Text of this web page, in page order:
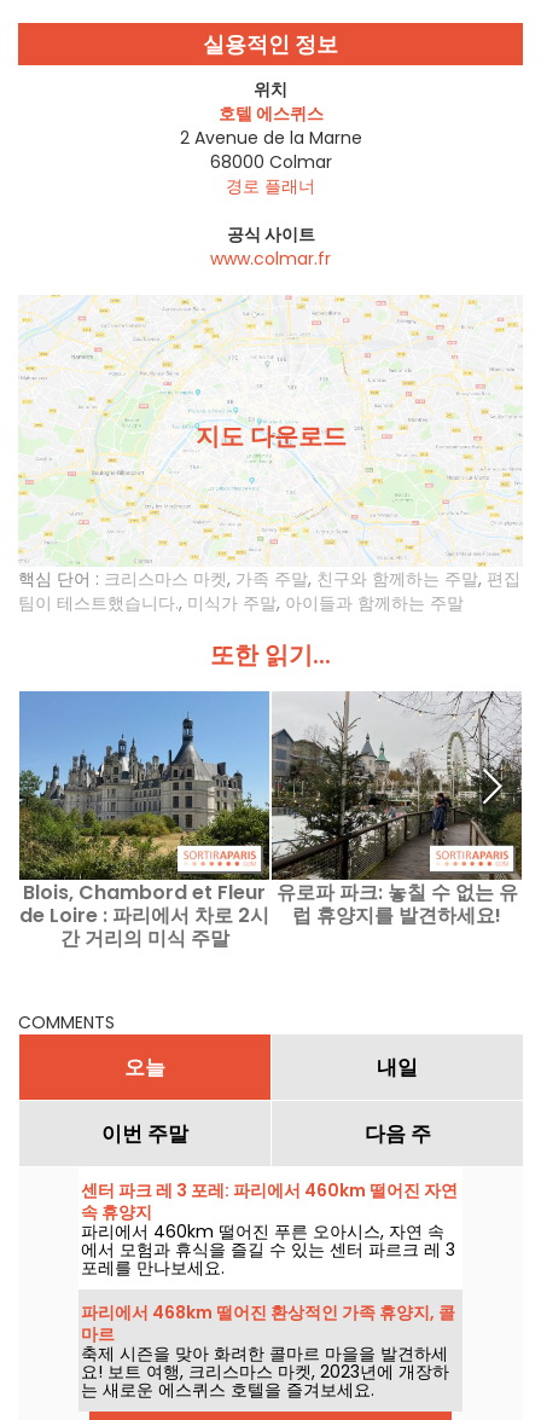
실용적인 정보
위치
호텔 에스퀴스
2 Avenue de la Marne
68000 Colmar
경로 플래너
공식 사이트
www.colmar.fr
지도 다운로드
핵심 단어 : 크리스마스 마켓, 가족 주말, 친구와 함께하는 주말, 편집
팀이 테스트했습니다., 미식가 주말, 아이들과 함께하는 주말
또한 읽기...
Blois, Chambord et Fleur
de Loire : 파리에서 차로 2시
간 거리의 미식 주말
유로파 파크: 놓칠 수 없는 유
럽 휴양지를 발견하세요!
COMMENTS
오늘 내일
이번 주말 다음 주
센터 파크 레 3 포레: 파리에서 460km 떨어진 자연
속 휴양지
파리에서 460km 떨어진 푸른 오아시스, 자연 속
에서 모험과 휴식을 즐길 수 있는 센터 파르크 레 3
포레를 만나보세요.
파리에서 468km 떨어진 환상적인 가족 휴양지, 콜
마르
축제 시즌을 맞아 화려한 콜마르 마을을 발견하세
요! 보트 여행, 크리스마스 마켓, 2023년에 개장하
는 새로운 에스퀴스 호텔을 즐겨보세요.